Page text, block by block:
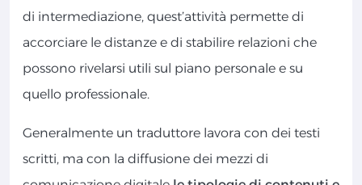
di intermediazione, quest’attività permette di
accorciare le distanze e di stabilire relazioni che
possono rivelarsi utili sul piano personale e su
quello professionale.
Generalmente un traduttore lavora con dei testi
scritti, ma con la diffusione dei mezzi di